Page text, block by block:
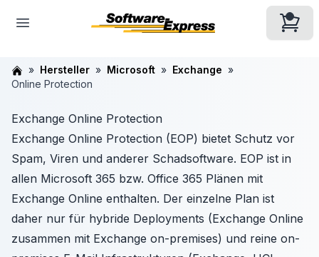
Hersteller Microsoft
Exchange
Online Protection
Exchange Online Protection
Exchange Online Protection (EOP) bietet Schutz vor
Spam, Viren und anderer Schadsoftware. EOP ist in
allen Microsoft 365 bzw. Office 365 Plänen mit
Exchange Online enthalten. Der einzelne Plan ist
daher nur für hybride Deployments (Exchange Online
zusammen mit Exchange on-premises) und reine on-